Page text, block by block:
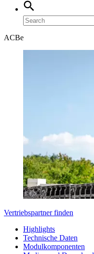
ACBe
Vertriebspartner finden
Highlights
Technische Daten
Modulkomponenten